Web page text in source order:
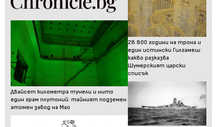
Двайсет километра тунели и нито
един грам плутоний: тайният подземен
атомен завод на Мао
28 800 години на трона и
един истински Гилгамеш:
какво разказва
Шумерският царски
списък